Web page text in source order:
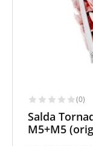
(0)
Salda
M5+M5